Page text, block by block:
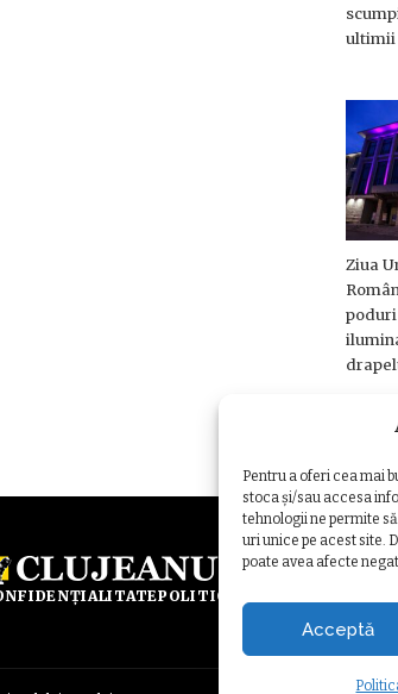
Pentru a oferi cea mai
stoca și/sau accesa
tehnologii ne permite
uri unice pe acest site.
poate avea afecte
Acceptă
ultimii
Ziua
POLITICA DE UTILIZARE